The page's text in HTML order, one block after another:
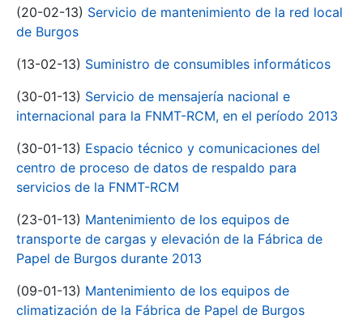
(20-02-13) Servicio de mantenimiento de la red local
de Burgos
(13-02-13) Suministro de consumibles informáticos
(30-01-13) Servicio de mensajería nacional e
internacional para la FNMT-RCM, en el período 2013
(30-01-13) Espacio técnico y comunicaciones del
centro de proceso de datos de respaldo para
servicios de la FNMT-RCM
(23-01-13) Mantenimiento de los equipos de
transporte de cargas y elevación de la Fábrica de
Papel de Burgos durante 2013
(09-01-13) Mantenimiento de los equipos de
climatización de la Fábrica de Papel de Burgos